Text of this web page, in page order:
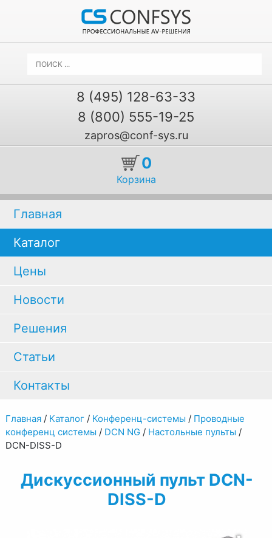
8 (495) 128-63-33
8 (800) 555-19-25
zapros@conf-sys.ru
0
Корзина
Главная
Каталог
Цены
Новости
Решения
Статьи
Контакты
Главная/ Каталог/ Конференц-системы / Проводные
конференц системы / DCN NG/ Настольные пульты /
DCN-DISS-D
Дискуссионный пульт DCN-
DISS-D